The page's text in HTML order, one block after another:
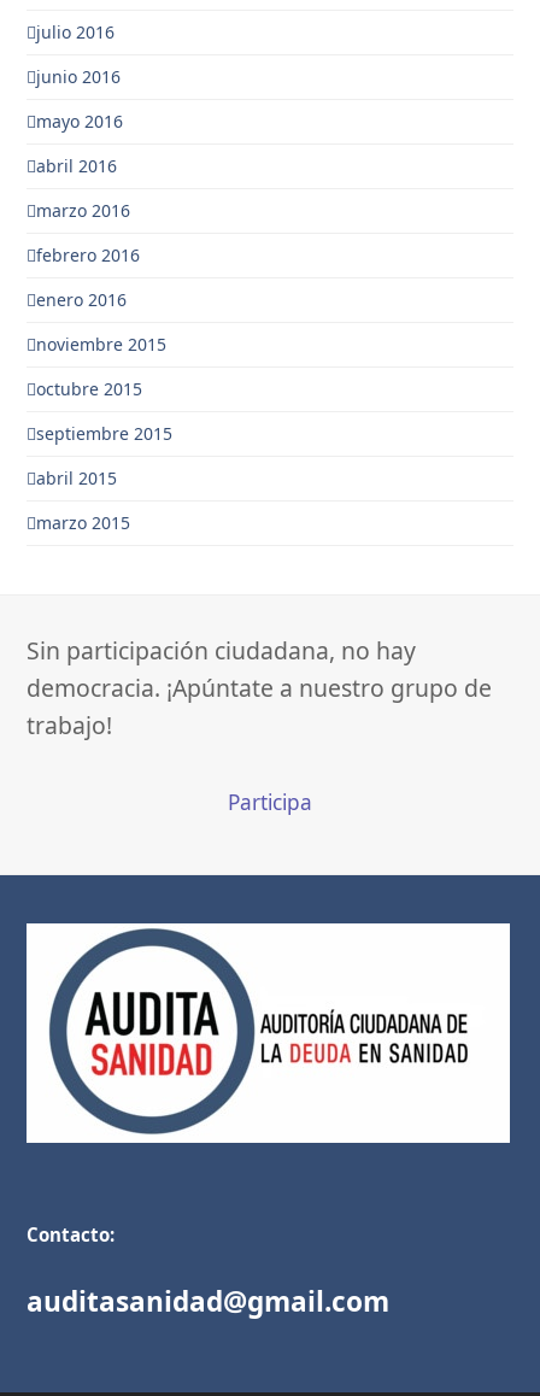
julio 2016
junio 2016
mayo 2016
abril 2016
marzo 2016
febrero 2016
enero 2016
noviembre 2015
octubre 2015
septiembre 2015
abril 2015
marzo 2015
Sin participación ciudadana, no hay
democracia. ¡Apúntate a nuestro grupo de
trabajo!
Participa
Contacto:
auditasanidad@gmail.com